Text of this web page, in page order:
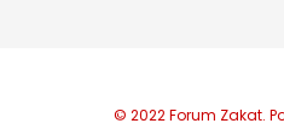
© 2022 Forum Zakat.